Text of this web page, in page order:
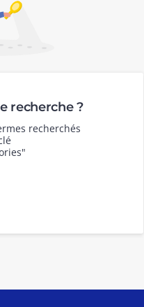
recherche ?
recherchés